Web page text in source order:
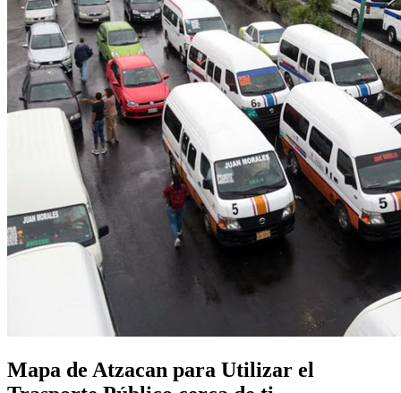
Mapa de Atzacan para Utilizar el